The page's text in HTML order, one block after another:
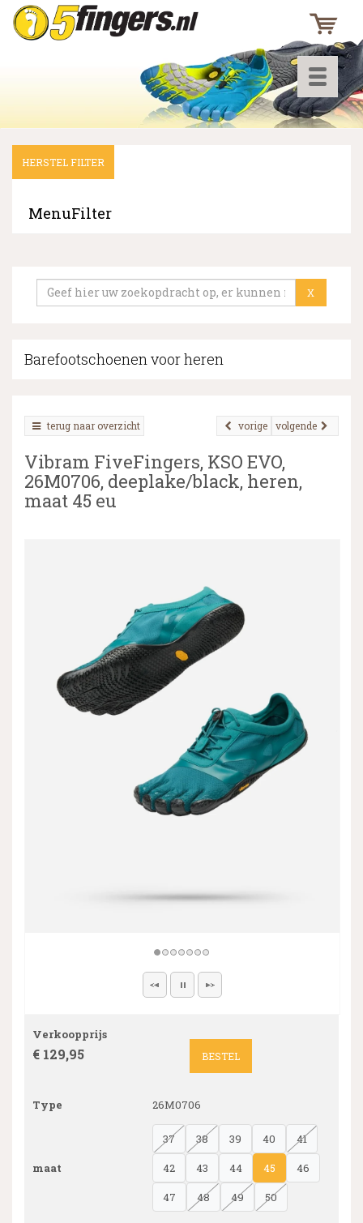
Toggle
▼
▼
HERSTEL FILTER
MenuFilter
X
Barefootschoenen voor heren
terug naar overzicht volgende
vorige
Vibram FiveFingers, KSO EVO,
26M0706, deeplake/black, heren,
maat 45 eu
Verkoopprijs
€ 129,95 BESTEL
Type 26M0706
maat
37 38 39 40
41
42
43 44 45
46
47
48 49 50